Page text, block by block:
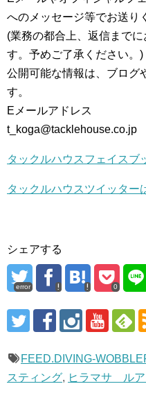
へのメッセージ等でお送り
(業務の都合上、返信まで
す。予めご了承ください。)
公開可能な情報は、ブログ
す。
Eメールアドレス
t_koga@tacklehouse.co.jp
タックルハウスフェイスブ
タックルハウスツイッター
シェアする
error 0
FEED.DIVING-
スティング, ヒラマサ ルア